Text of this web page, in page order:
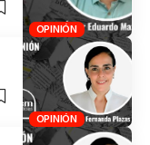
OPINIÓN
OPINIÓN